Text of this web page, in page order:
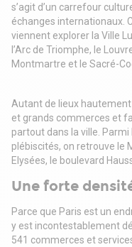
s’agit d’un carrefour
échanges internationaux.
viennent explorer la Ville
l’Arc de Triomphe, le
Montmartre et le Sacré-
Autant de lieux
et grands commerces et
partout dans la ville.
plébiscités, on retrouve le
Elysées, le boulevard
Une forte
Parce que Paris est un
y est incontestablement
541 commerces et